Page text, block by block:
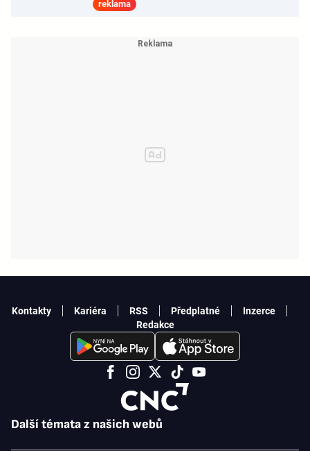
reklama
Další témata z našich webů
Kontakty Kariéra RSS Předplatné
Inzerce
Redakce